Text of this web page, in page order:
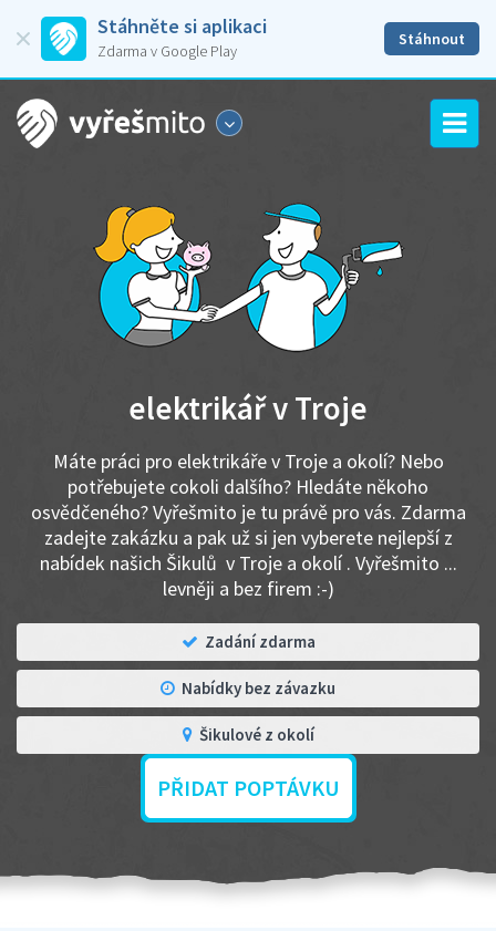
Stáhněte si aplikaci
Zdarma v Google Play
Stáhnout
elektrikář v Troje
Máte práci pro elektrikáře v Troje a okolí? Nebo
potřebujete cokoli dalšího? Hledáte někoho
osvědčeného? Vyřešmito je tu právě pro vás. Zdarma
zadejte zakázku a pak už si jen vyberete nejlepší z
nabídek našich Šikulů v Troje a okolí . Vyřešmito ...
levněji a bez firem :-)
Zadání zdarma
Nabídky bez závazku
Šikulové z okolí
PŘIDAT POPTÁVKU